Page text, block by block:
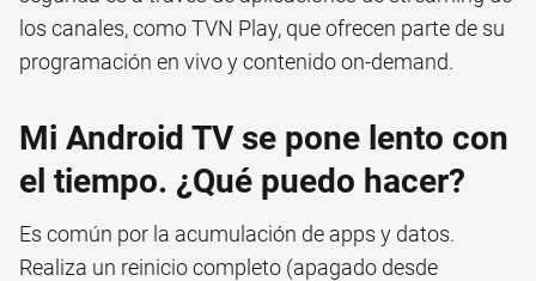
los canales, como TVN Play, que ofrecen parte de su
programación en vivo y contenido on-demand.
Mi Android TV se pone lento con
el tiempo. ¿Qué puedo hacer?
Es común por la acumulación de apps y datos.
Realiza un reinicio completo (apagado desde